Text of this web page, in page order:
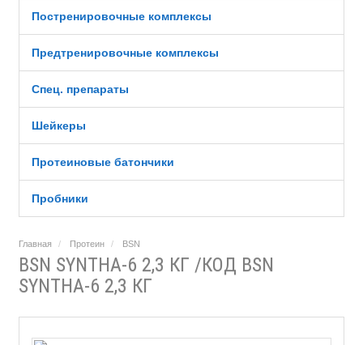
Постренировочные комплексы
Предтренировочные комплексы
Спец. препараты
Шейкеры
Протеиновые батончики
Пробники
Главная Протеин BSN
BSN SYNTHA-6 2,3 КГ /КОД BSN
SYNTHA-6 2,3 КГ